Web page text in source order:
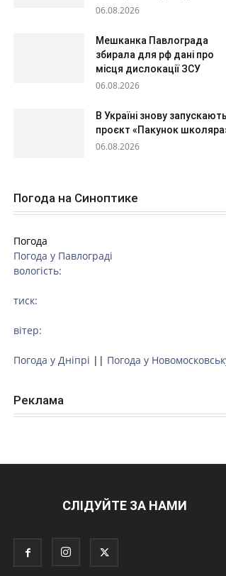
06.08.2026
Мешканка Павлограда
збирала для рф дані про
місця дислокації ЗСУ
06.08.2026
В Україні знову запускають
проєкт «Пакунок
06.08.2026
Погода на Синоптике
Погода
Погода у Павлограді
вологість:
тиск:
вітер:
Погода у Дніпрі || Погода у
Реклама
СЛІДУЙТЕ ЗА НАМИ